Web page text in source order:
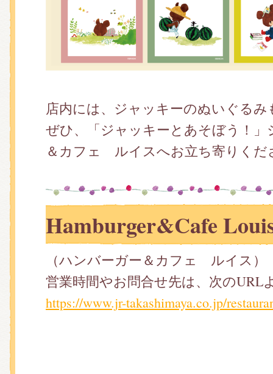
店内には、ジャッキーのぬいぐる
ぜひ、「ジャッキーとあそぼう！
＆カフェ ルイスへお立ち寄りくだ
Hamburger&Cafe
（ハンバーガー＆カフェ ルイス）
営業時間やお問合せ先は、次のURL
https://www.jr-takashimaya.co.jp/